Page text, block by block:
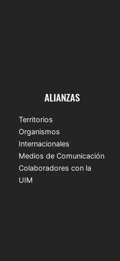
ALIANZAS
Territorios
Organismos
Internacionales
Medios de Comunicación
Colaboradores con la
UIM